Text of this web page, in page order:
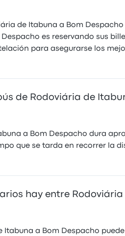
de Itabuna a Bom
es reservando sus
para asegurarse los
de Rodoviária de
a Bom Despacho dura
que se tarda en recorrer la
hay entre
Itabuna a Bom Despacho